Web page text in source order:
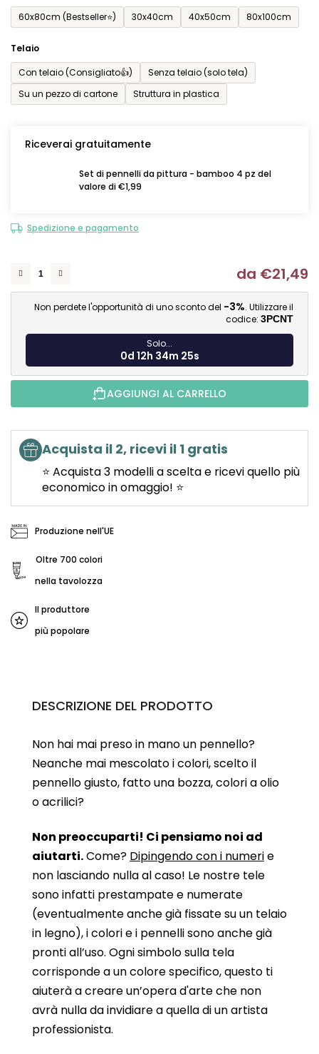
60x80cm (Bestseller⭐)
30x40cm 40x50cm 80x100cm
Telaio
Con telaio (Consigliato👍)
Senza telaio (solo tela)
Su un pezzo di cartone
Struttura in plastica
Riceverai gratuitamente
Set di pennelli da pittura - bamboo 4 pz del
valore di €1,99
Spedizione e pagamento
da €21,49
Non perdete l'opportunità di uno sconto del -3%. Utilizzare il
codice: 3PCNT
Solo...
0d 12h 34m 25s
AGGIUNGI AL CARRELLO
Acquista il 2, ricevi il 1 gratis
⭐ Acquista 3 modelli a scelta e ricevi quello più
economico in omaggio! ⭐
Produzione nell'UE
Oltre 700 colori
nella tavolozza
Il produttore
più popolare
DESCRIZIONE DEL PRODOTTO
Non hai mai preso in mano un pennello?
Neanche mai mescolato i colori, scelto il
pennello giusto, fatto una bozza, colori a olio
o acrilici?
Non preoccuparti! Ci pensiamo noi ad
aiutarti.Come? Dipingendo con i numerie
non lasciando nulla al caso! Le nostre tele
sono infatti prestampate e numerate
(eventualmente anche già fissate su un telaio
in legno), i colori e i pennelli sono anche già
pronti all’uso. Ogni simbolo sulla tela
corrisponde a un colore specifico, questo ti
aiuterà a creare un’opera d'arte che non
avrà nulla da invidiare a quella di un artista
professionista.